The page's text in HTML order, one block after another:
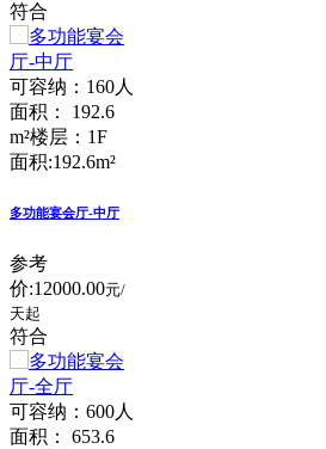
符合
可容纳：160人
面积： 192.6
m²楼层：1F
面积:192.6m²
多功能宴会厅-中厅
参考
价:12000.00元/
天起
符合
可容纳：600人
面积： 653.6